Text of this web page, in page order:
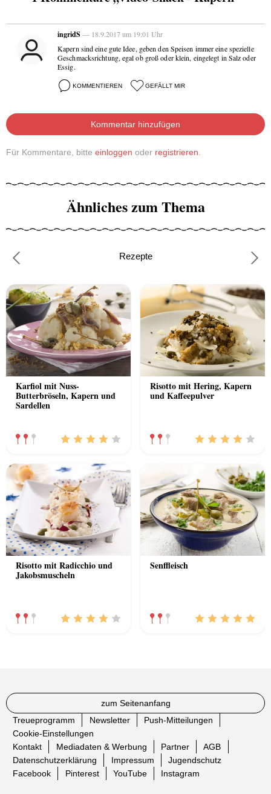
ingridS— 18.9.2017 um 19:01 Uhr
Kapern sind eine gute Idee, geben den Speisen immer eine spezielle
Geschmacksrichtung, egal ob groß oder klein, eingelegt in Salz oder
Essig.
KOMMENTIEREN GEFÄLLT MIR
Kommentar hinzufügen
Für Kommentare, bitte einloggen oder registrieren
Ähnliches zum Thema
Rezepte
Karfiol mit Nuss-
Butterbröseln, Kapern und
Sardellen
Risotto mit Hering, Kapern
und Kaffeepulver
Risotto mit Radicchio und
Jakobsmuscheln
Senffleisch
zum Seitenanfang
Treueprogramm
Newsletter
Push-Mitteilungen
Cookie-Einstellungen
Kontakt
Mediadaten & Werbung Partner
AGB
Datenschutzerklärung
Impressum
Jugendschutz
Facebook
Pinterest YouTube Instagram